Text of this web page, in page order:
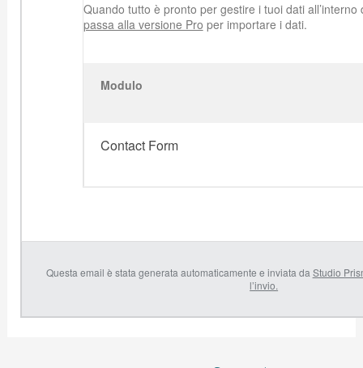
Quando tutto è pronto per gestire i tuoi dati all’interno
passa alla versione Pro per importare i dati.
Modulo
Contact Form
Questa email è stata generata automaticamente e inviata daStudio
l’invio.